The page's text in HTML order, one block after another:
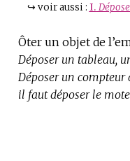
↪ voir aussi : I.
Ôter un objet de
Déposer un tableau,
Déposer un compteur
il faut déposer le